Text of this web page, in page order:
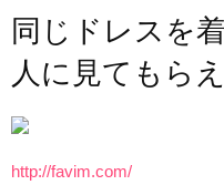
同じドレスを
人に見てもら
http://favim.com/